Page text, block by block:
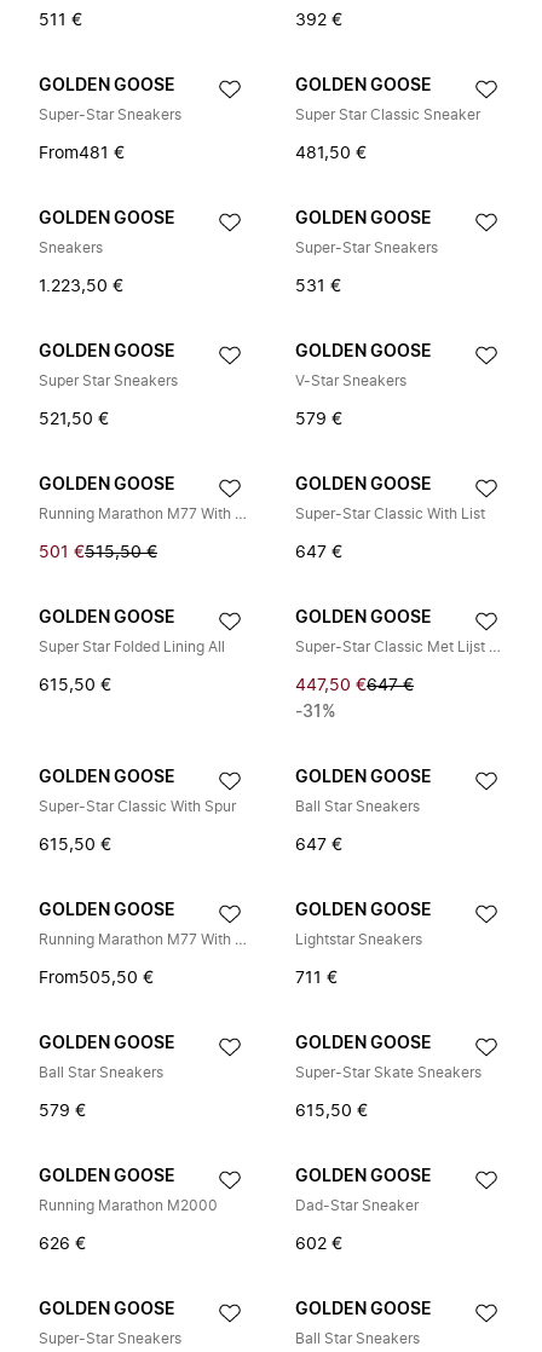
511 € 392 €
GOLDEN GOOSE
Super-Star Sneakers
From481 €
GOLDEN GOOSE
Super Star Classic Sneaker
481,50 €
GOLDEN GOOSE
Sneakers
1.223,50 €
GOLDEN GOOSE
Super-Star Sneakers
531 €
GOLDEN GOOSE
Super Star Sneakers
521,50 €
GOLDEN GOOSE
V-Star Sneakers
579 €
GOLDEN GOOSE
Running Marathon M77 With Star
501 €515,50 €
GOLDEN GOOSE
Super-Star Classic With List
647 €
GOLDEN GOOSE
Super Star Folded Lining All
615,50 €
GOLDEN GOOSE
Super-Star Classic Met Lijst Sneakers
447,50 €647 €
-31%
GOLDEN GOOSE
Super-Star Classic With Spur
615,50 €
GOLDEN GOOSE
Ball Star Sneakers
647 €
GOLDEN GOOSE
Running Marathon M77 With Star
From505,50 €
GOLDEN GOOSE
Lightstar Sneakers
711 €
GOLDEN GOOSE
Ball Star Sneakers
579 €
GOLDEN GOOSE
Super-Star Skate Sneakers
615,50 €
GOLDEN GOOSE
Running Marathon M2000
626 €
GOLDEN GOOSE
Dad-Star Sneaker
602 €
GOLDEN GOOSE
Super-Star Sneakers
GOLDEN GOOSE
Ball Star Sneakers